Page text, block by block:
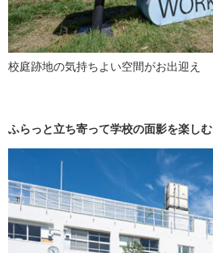
校庭跡地の気持ちよい空間がお出迎え
ふらっと立ち寄って学校の面影を楽しむ